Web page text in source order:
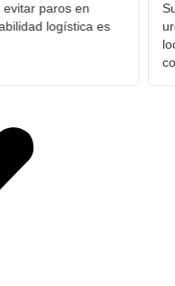
paros en
logística es